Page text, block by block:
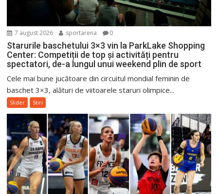
7 august 2026 sportarena 0
Starurile baschetului 3×3 vin la ParkLake Shopping
Center: Competiții de top și activități pentru
spectatori, de-a lungul unui weekend plin de sport
Cele mai bune jucătoare din circuitul mondial feminin de
baschet 3×3, alături de viitoarele staruri olimpice...
Slider Stiri